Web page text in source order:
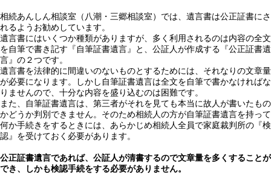
相続あんしん相談室（八潮・三郷相談室）では、遺言書は公正証書にさ
れるようお勧めしています。
遺言書にはいくつか種類がありますが、多く利用されるのは内容の全文
を自筆で書き記す『自筆証書遺言』と、公証人が作成する『公正証書遺
言』の２つです。
遺言書を法律的に間違いのないものとするためには、それなりの文章量
が必要になります。しかし自筆証書遺言は全文を自筆で書かなければな
りませんので、十分な内容を盛り込むのは困難です。
また、自筆証書遺言は、第三者がそれを見ても本当に故人が書いたもの
かどうか判別できません。そのため相続人の方が自筆証書遺言を持って
何か手続きをするときには、あらかじめ相続人全員で家庭裁判所の『検
認』を受けておく必要があります。
公正証書遺言であれば、公証人が清書するので文章量を多くすることが
でき、しかも検認手続をする必要がありません。